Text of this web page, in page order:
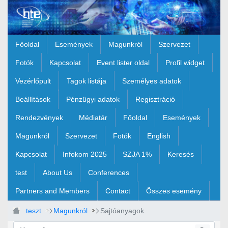
Ugrás a fő tartalomhoz
Főoldal Események Magunkról Szervezet
Fotók Kapcsolat Event lister oldal Profil widget
Vezérlőpult Tagok listája Személyes adatok
Beállítások Pénzügyi adatok Regisztráció
Rendezvények Médiatár Főoldal Események
Magunkról Szervezet Fotók English
Kapcsolat Infokom 2025 SZJA 1% Keresés
test About Us Conferences
Partners and Members Contact Összes esemény
teszt Magunkról Sajtóanyagok